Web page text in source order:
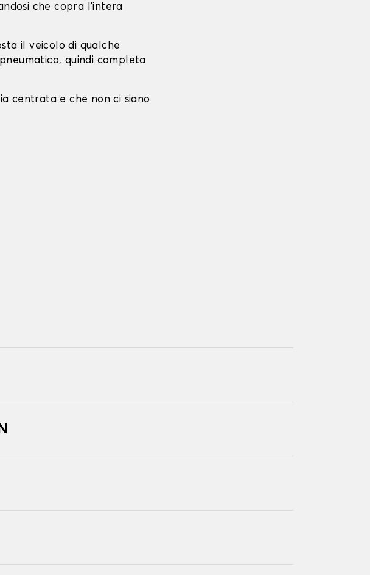
che copra l'intera
il veicolo di qualche
quindi completa
centrata e che non ci siano